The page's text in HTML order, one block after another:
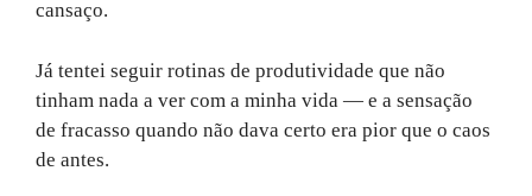
cansaço.
Já tentei seguir rotinas de produtividade que não
tinham nada a ver com a minha vida — e a sensação
de fracasso quando não dava certo era pior que o caos
de antes.